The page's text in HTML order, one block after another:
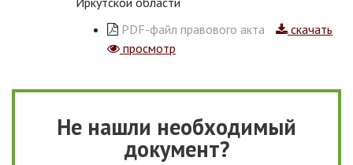
PDF-файл правового акта
скачать
просмотр
Не нашли необходимый
документ?